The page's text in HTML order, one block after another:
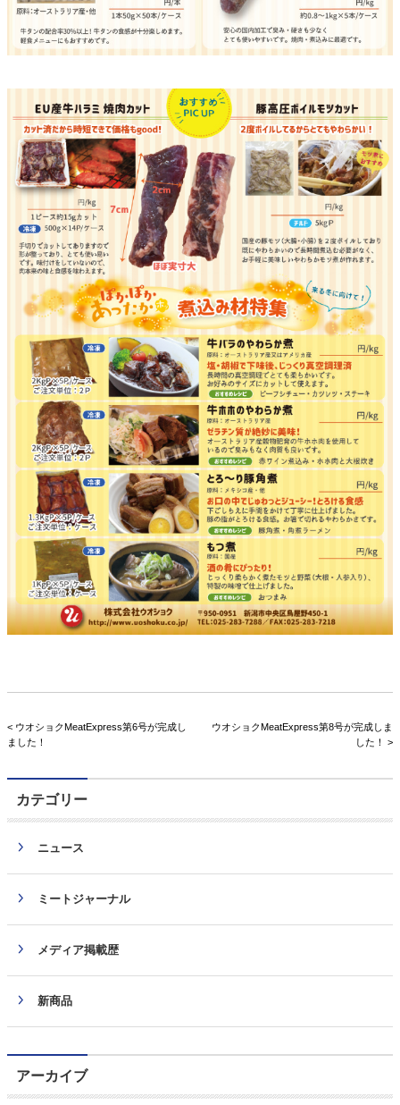
< ウオショクMeatExpress第6号が完成し
ました！
ウオショクMeatExpress第8号が完成しま
した！ >
カテゴリー
ニュース
ミートジャーナル
メディア掲載歴
新商品
アーカイブ